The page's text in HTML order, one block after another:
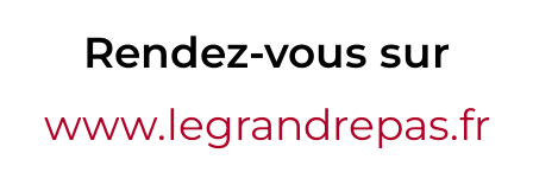
Rendez-vous sur
www.legrandrepas.fr